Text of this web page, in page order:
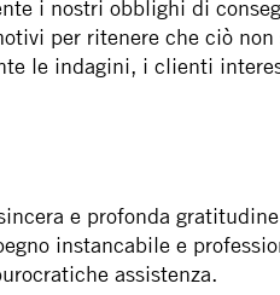
i nostri obblighi di
per ritenere che ciò non
le indagini, i clienti
e profonda
instancabile e
assistenza.